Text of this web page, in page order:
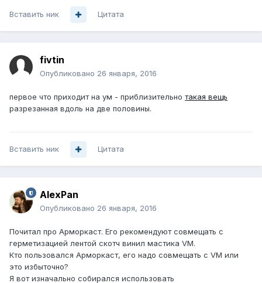
Вставить ник Цитата
fivtin
Опубликовано 26 января, 2016
первое что приходит на ум - приблизительно такая вещь
разрезанная вдоль на две половины.
Вставить ник Цитата
AlexPan
Опубликовано 26 января, 2016
Почитал про Арморкаст. Его рекомендуют совмещать с
герметизацией лентой скотч винил мастика VM.
Кто пользовался Арморкаст, его надо совмещать с VM или
это избыточно?
Я вот изначально собирался использовать